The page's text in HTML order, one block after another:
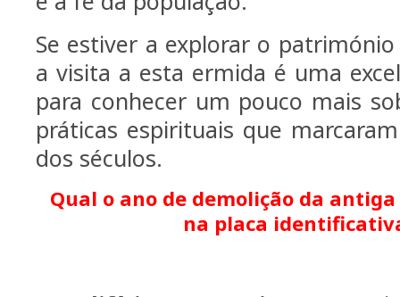
Se estiver a explorar o
a visita a esta ermida é uma
para conhecer um pouco mais
práticas espirituais que
dos séculos.
Qual o ano de demolição da
na placa